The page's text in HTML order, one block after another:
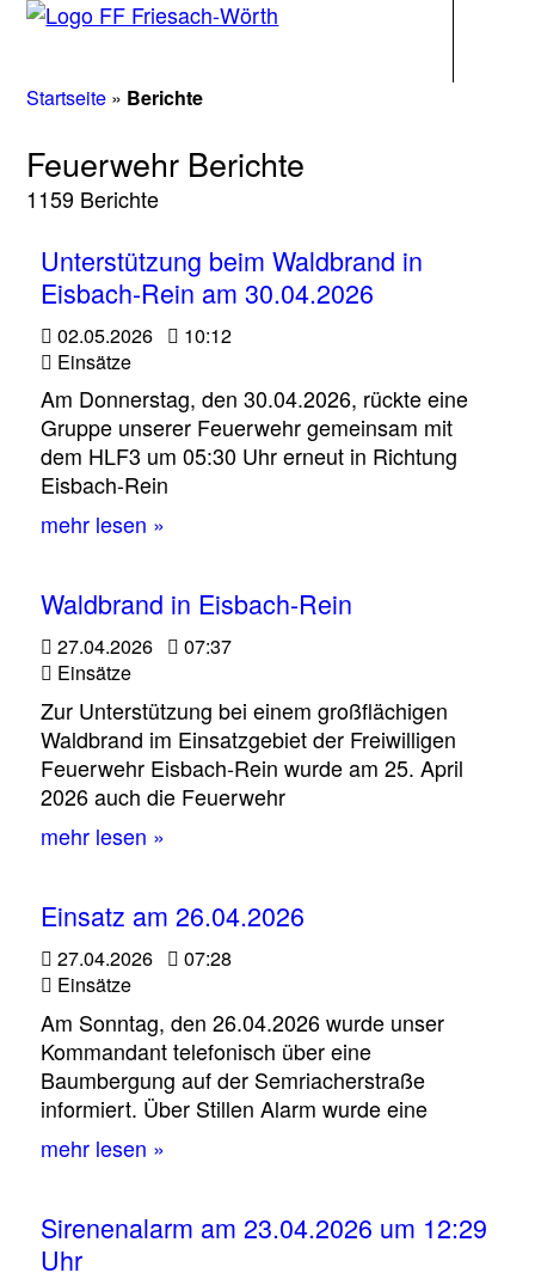
Startseite » Berichte
Feuerwehr Berichte
1159 Berichte
Unterstützung beim Waldbrand in
Eisbach-Rein am 30.04.2026
02.05.2026
10:12
Einsätze
Am Donnerstag, den 30.04.2026, rückte eine
Gruppe unserer Feuerwehr gemeinsam mit
dem HLF3 um 05:30 Uhr erneut in Richtung
Eisbach‑Rein
mehr lesen »
Waldbrand in Eisbach-Rein
27.04.2026
07:37
Einsätze
Zur Unterstützung bei einem großflächigen
Waldbrand im Einsatzgebiet der Freiwilligen
Feuerwehr Eisbach‑Rein wurde am 25. April
2026 auch die Feuerwehr
mehr lesen »
Einsatz am 26.04.2026
27.04.2026
07:28
Einsätze
Am Sonntag, den 26.04.2026 wurde unser
Kommandant telefonisch über eine
Baumbergung auf der Semriacherstraße
informiert. Über Stillen Alarm wurde eine
mehr lesen »
Sirenenalarm am 23.04.2026 um 12:29
Uhr